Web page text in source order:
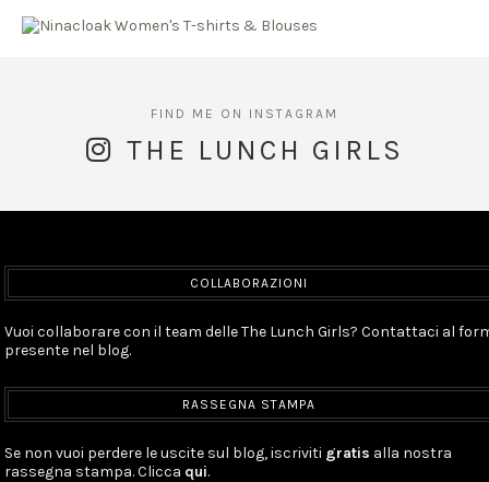
THE LUNCH GIRLS
COLLABORAZIONI
Vuoi collaborare con il team delle The Lunch Girls? Contattaci al
presente nel blog.
RASSEGNA STAMPA
Se non vuoi perdere le uscite sul blog, iscriviti gratis alla nostra
rassegna stampa. Clicca qui.